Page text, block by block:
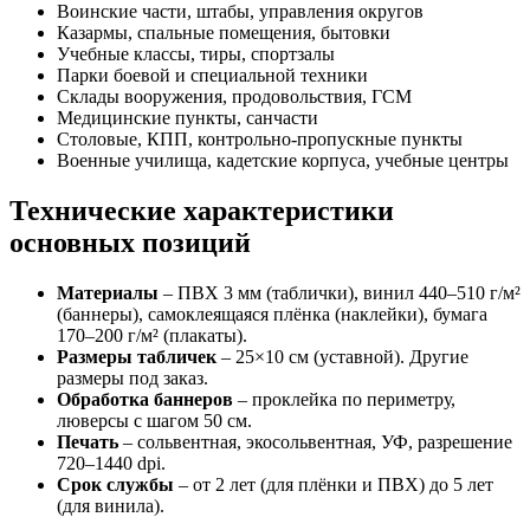
Воинские части, штабы, управления округов
Казармы, спальные помещения, бытовки
Учебные классы, тиры, спортзалы
Парки боевой и специальной техники
Склады вооружения, продовольствия, ГСМ
Медицинские пункты, санчасти
Столовые, КПП, контрольно-пропускные пункты
Военные училища, кадетские корпуса, учебные центры
Технические характеристики
основных позиций
Материалы – ПВХ 3 мм (таблички), винил 440–510 г/м²
(баннеры), самоклеящаяся плёнка (наклейки), бумага
170–200 г/м² (плакаты).
Размеры табличек – 25×10 см (уставной). Другие
размеры под заказ.
Обработка баннеров – проклейка по периметру,
люверсы с шагом 50 см.
Печать – сольвентная, экосольвентная, УФ, разрешение
720–1440 dpi.
Срок службы – от 2 лет (для плёнки и ПВХ) до 5 лет
(для винила).